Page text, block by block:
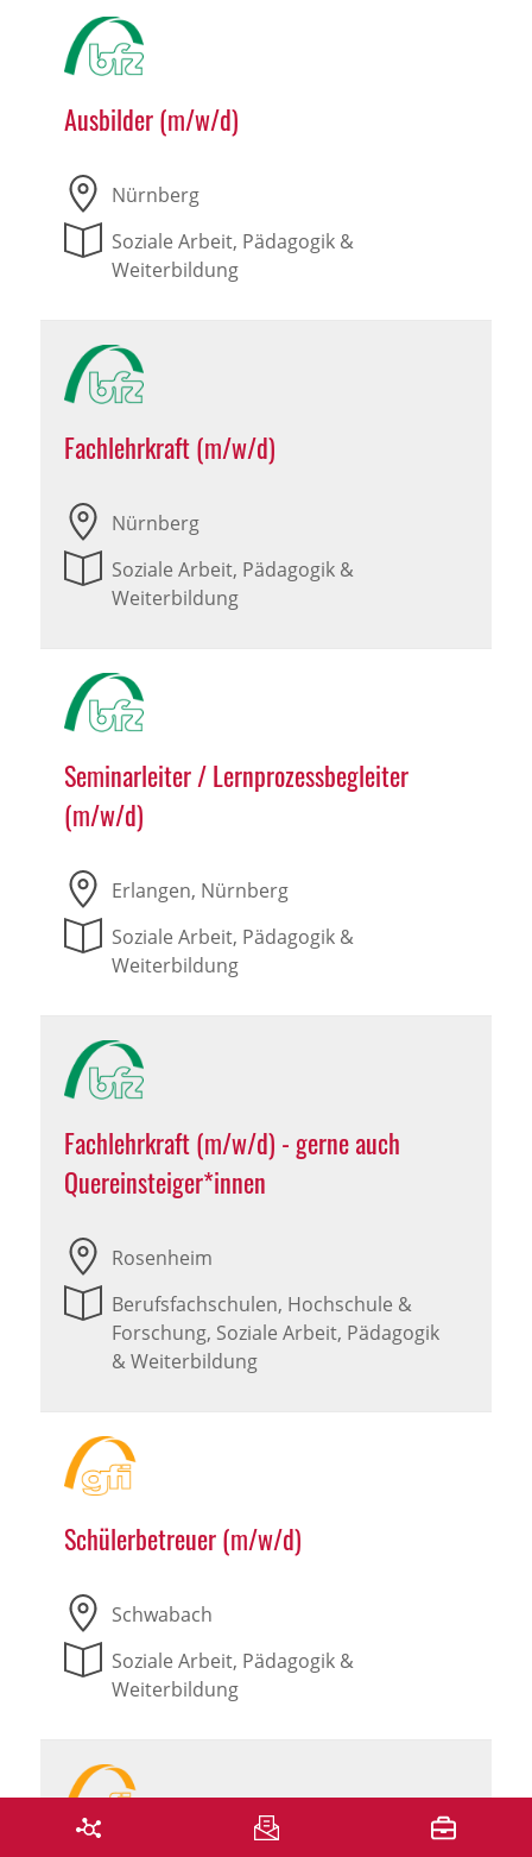
Ausbilder (m/w/d)
Nürnberg
Soziale Arbeit, Pädagogik &
Weiterbildung
Fachlehrkraft (m/w/d)
Nürnberg
Soziale Arbeit, Pädagogik &
Weiterbildung
Seminarleiter / Lernprozessbegleiter
(m/w/d)
Erlangen, Nürnberg
Soziale Arbeit, Pädagogik &
Weiterbildung
Fachlehrkraft (m/w/d) - gerne auch
Quereinsteiger*innen
Rosenheim
Berufsfachschulen, Hochschule &
Forschung, Soziale Arbeit, Pädagogik
& Weiterbildung
Schülerbetreuer (m/w/d)
Schwabach
Soziale Arbeit, Pädagogik &
Weiterbildung